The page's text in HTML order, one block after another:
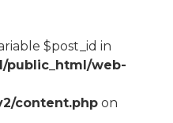
$post_id in
public_html/web-
content.phpon